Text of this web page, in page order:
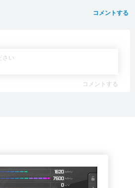
コメントする
コメントする